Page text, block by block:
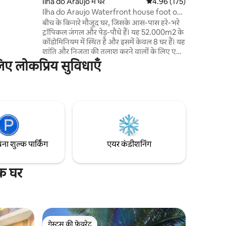
Ilha do Araujo Waterfront house foot on
the sand
बीच के किनारे मौजूद घर, जिसके आस-पास हरे-भरे
ट्रॉपिकल जंगल और पेड़-पौधे हैं। यह 52.000m2 के
कोंडोमिनियम में स्थित है और इसमें केवल 8 घर हैं। यह
शांति और निजता की तलाश करने वालों के लिए एक
खास जगह है। बोट के अलावा परिवहन का एकमात्र
साधन पैदल है, जो द्वीप के चारों ओर सुंदर पैदल यात्रा
https://www.airbnb.com/l/vGFgBtUs
लोकप्रिय सुविधाएँ
शुल्क पार्किंग एयर कंडीशनिंग
घर
गेस्ट्स की फ़ेवरेट